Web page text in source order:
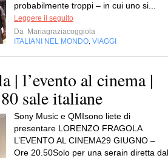
probabilmente troppi – in cui uno si...
Leggere il seguito
Da Mariagraziacoggiola
ITALIANI NEL MONDO VIAGGI
| l’evento al cinema |
sale italiane
Sony Music e QMIsono liete di
presentare LORENZO FRAGOLA
L’EVENTO AL CINEMA29 GIUGNO –
Ore 20.50Solo per una serain diretta dal